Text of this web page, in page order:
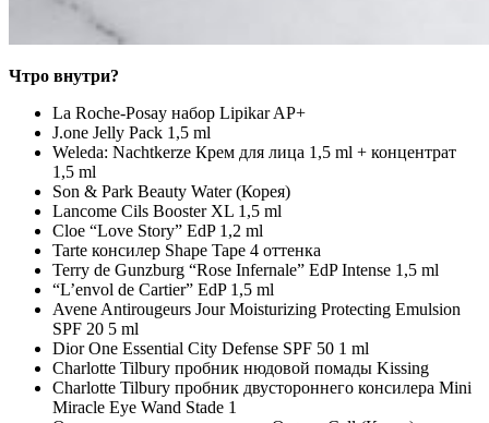
Чтро внутри?
La Roche-Posay набор Lipikar AP+
J.one Jelly Pack 1,5 ml
Weleda: Nachtkerze Крем для лица 1,5 ml + концентрат
1,5 ml
Son & Park Beauty Water (Корея)
Lancome Cils Booster XL 1,5 ml
Cloe “Love Story” EdP 1,2 ml
Tarte консилер Shape Tape 4 оттенка
Terry de Gunzburg “Rose Infernale” EdP Intense 1,5 ml
“L’envol de Cartier” EdP 1,5 ml
Avene Antirougeurs Jour Moisturizing Protecting Emulsion
SPF 20 5 ml
Dior One Essential City Defense SPF 50 1 ml
Charlotte Tilbury пробник нюдовой помады Kissing
Charlotte Tilbury пробник двустороннего консилера Mini
Miracle Eye Wand Stade 1